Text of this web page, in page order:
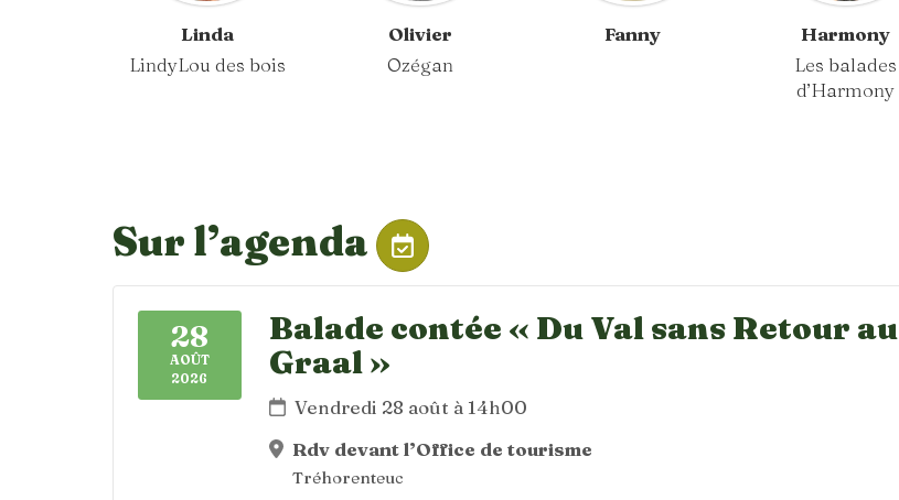
Linda
LindyLou des bois
Olivier
Ozégan
Fanny
Harmony
Les balades
d’Harmony
Sur l’agenda
28
AOÛT
2026
Balade contée « Du Val sans Retour au
Graal »
Vendredi 28 août à 14h00
Rdv devant l’Office de tourisme
Tréhorenteuc